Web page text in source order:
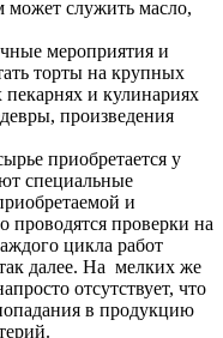
служить масло,
мероприятия и
торты на крупных
и кулинариях
произведения
приобретается у
специальные
и
проводятся проверки на
цикла работ
далее. На мелких же
отсутствует, что
в продукцию